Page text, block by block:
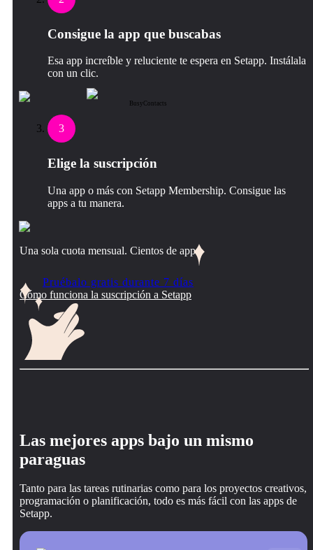
Consigue la app que buscabas
Esa app increíble y reluciente te espera en Setapp. Instálala
con un clic.
BusyContacts
3
Elige la suscripción
Una app o más con Setapp Membership. Consigue las
apps a tu manera.
Una sola cuota mensual. Cientos de apps.
Pruébalo gratis durante 7 días
Cómo funciona la suscripción a Setapp
Las mejores apps bajo un mismo
paraguas
Tanto para las tareas rutinarias como para los proyectos creativos,
programación o planificación, todo es más fácil con las apps de
Setapp.